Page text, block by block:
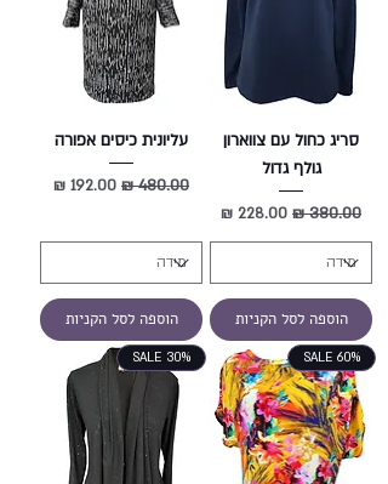
סריג כחול עם צווארון
גולף גדול
מחיר רגיל מחיר מבצע
הוספה לסל הקניות
עליונית כיסים אפורה
מחיר רגיל מחיר מבצע
הוספה לסל הקניות
SALE 60%
SALE 30%